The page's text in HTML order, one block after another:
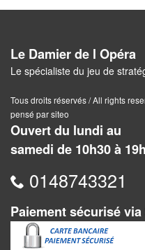
Pour
famille
Pour
les
initiés
Pour
experts
En
solitaire
Le Damier de l Opéra
Le spécialiste du jeu de
Tous droits réservés / All rights
pensé par siteo
Ouvert du lundi au
samedi de 10h30 à
0148743321
Paiement sécurisé